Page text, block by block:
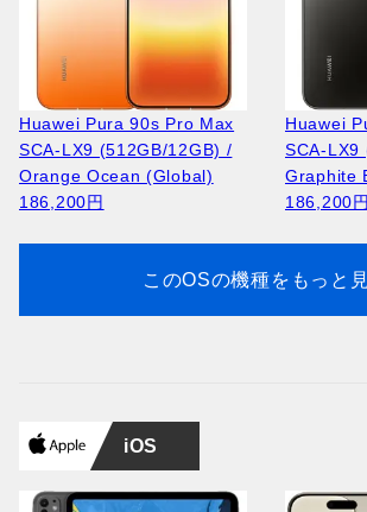
Apple iPad Air 13 2025
A3269 (128GB/8GB) /
Purple
134,000円
Apple
(128GB/
91,100円
Huawei Pura 90s Pro Max
SCA-LX9 (512GB/12GB) /
Orange Ocean (Global)
186,200円
Huawei
SCA-LX9
Graphite
186,200円
このOSの機種をもっと
iOS